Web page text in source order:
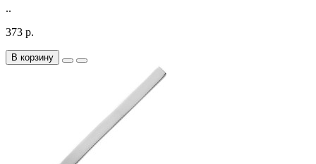
..
373 р.
В корзину